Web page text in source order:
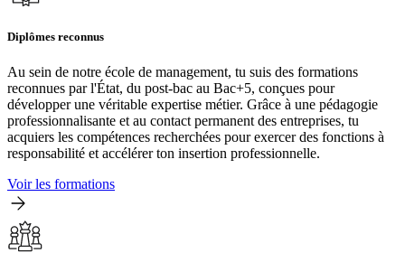
Diplômes reconnus
Au sein de notre école de management, tu suis des formations
reconnues par l'État, du post-bac au Bac+5, conçues pour
développer une véritable expertise métier. Grâce à une pédagogie
professionnalisante et au contact permanent des entreprises, tu
acquiers les compétences recherchées pour exercer des fonctions à
responsabilité et accélérer ton insertion professionnelle.
Voir les formations